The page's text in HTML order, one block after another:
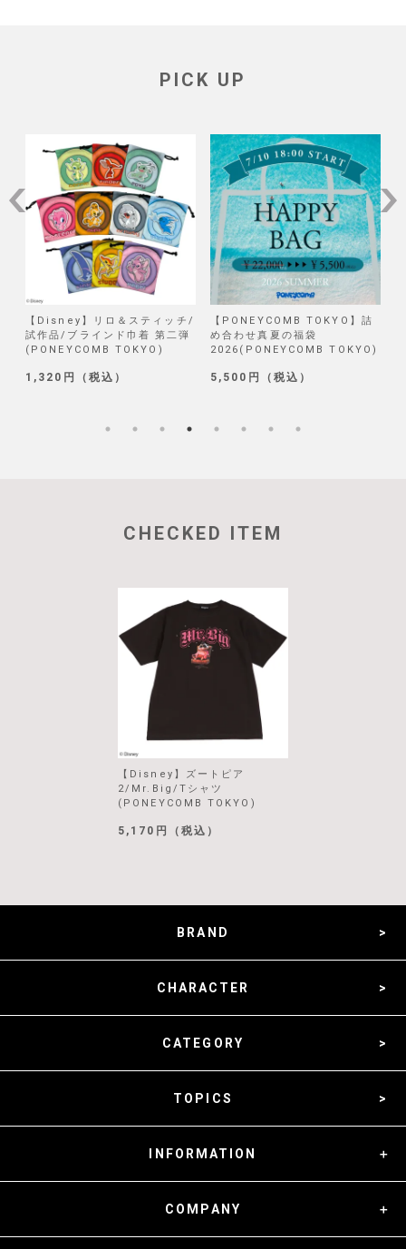
PICK UP
【Disney】リロ＆スティッチ/
試作品/ブラインド巾着 第二弾
(PONEYCOMB TOKYO)
1,320円（税込）
【PONEYCOMB TOKYO】詰
め合わせ真夏の福袋
2026(PONEYCOMB TOKYO)
5,500円（税込）
CHECKED ITEM
【Disney】ズートピア
2/Mr.Big/Tシャツ
(PONEYCOMB TOKYO)
5,170円（税込）
BRAND
CHARACTER
CATEGORY
TOPICS
INFORMATION
COMPANY